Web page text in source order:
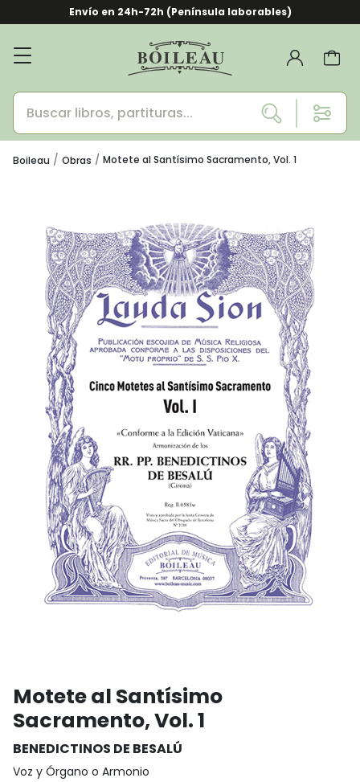
Envío en 24h-72h (Península laborables)
Boileau Obras Motete al Santísimo Sacramento, Vol. 1
Motete al Santísimo
Sacramento, Vol. 1
BENEDICTINOS DE BESALÚ
Voz y Órgano o Armonio